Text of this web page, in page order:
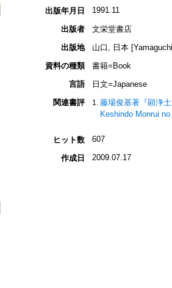
出版年月日
1991.11
出版者
文栄堂書店
出版地
山口, 日本
資料の種類
書籍=Book
言語
日文=Japanese
関連書評
藤場俊基著『顕浄
Keshindo Monrui
ヒット数 607
作成日 2009.07.17